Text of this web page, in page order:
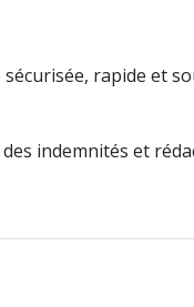
rapide et
indemnités et